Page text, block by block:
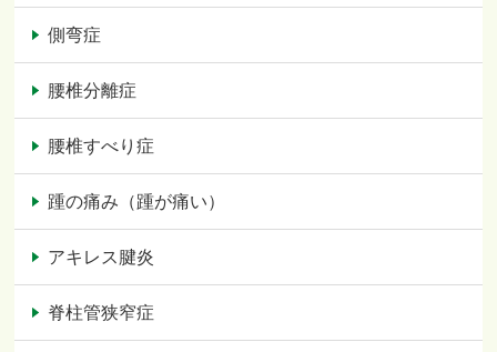
側弯症
腰椎分離症
腰椎すべり症
踵の痛み（踵が痛い）
アキレス腱炎
脊柱管狭窄症